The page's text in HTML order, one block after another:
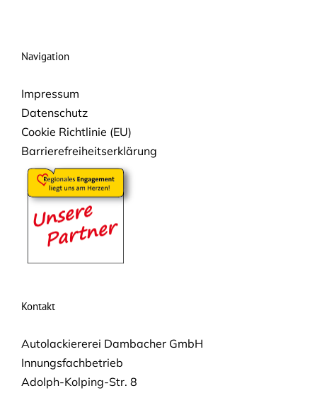
Navigation
Impressum
Datenschutz
Cookie Richtlinie (EU)
Barrierefreiheitserklärung
Kontakt
Autolackiererei Dambacher GmbH
Innungsfachbetrieb
Adolph-Kolping-Str. 8